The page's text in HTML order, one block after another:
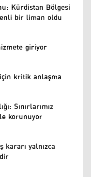
Kürdistan Bölgesi
bir liman oldu
giriyor
kritik anlaşma
Sınırlarımız
korunuyor
kararı yalnızca